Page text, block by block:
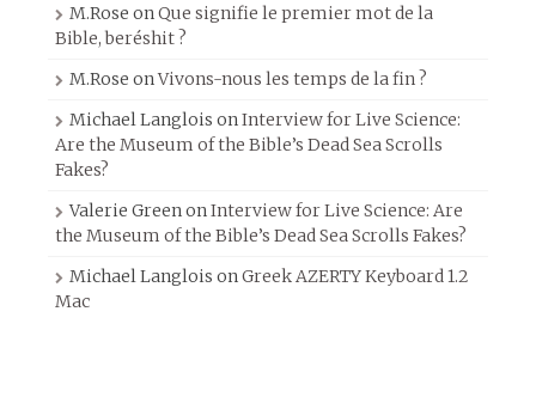
M.Rose onQue signifie le premier mot de la
Bible, beréshit ?
M.Rose onVivons-nous les temps de la fin ?
Michael Langlois onInterview for Live Science:
Are the Museum of the Bible’s Dead Sea Scrolls
Fakes?
Valerie GreenonInterview for Live Science: Are
the Museum of the Bible’s Dead Sea Scrolls Fakes?
Michael Langlois onGreek AZERTY Keyboard 1.2
Mac